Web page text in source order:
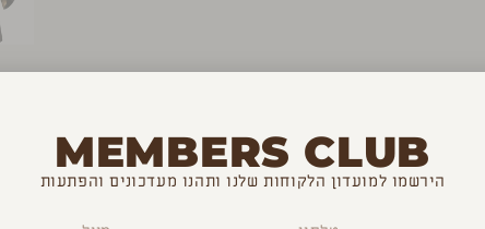
MEMBERS CLUB
הירשמו למועדון הלקוחות שלנו ותהנו מעדכונים והפתעות